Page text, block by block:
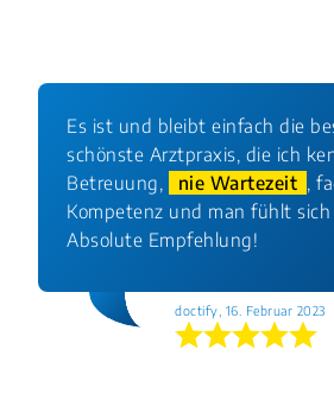
Es ist und bleibt einfach die
schönste Arztpraxis, die ich
Betreuung,
nie Wartezeit ,
Kompetenz und man fühlt
Absolute Empfehlung!
doctify, 16. Februar 2023